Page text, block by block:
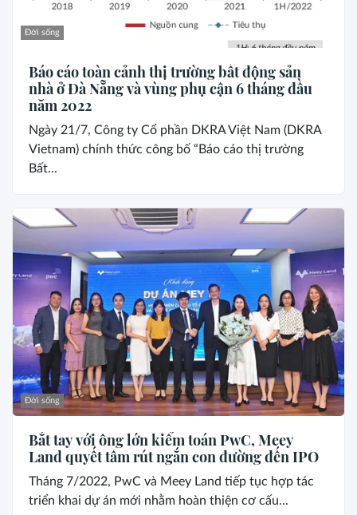
Đời sống
Báo cáo toàn cảnh thị trường bất động sản
nhà ở Đà Nẵng và vùng phụ cận 6 tháng đầu
năm 2022
Ngày 21/7, Công ty Cổ phần DKRA Việt Nam (DKRA
Vietnam) chính thức công bố “Báo cáo thị trường
Bất...
Đời sống
Bắt tay với ông lớn kiểm toán PwC, Meey
Land quyết tâm rút ngắn con đường đến IPO
Tháng 7/2022, PwC và Meey Land tiếp tục hợp tác
triển khai dự án mới nhằm hoàn thiện cơ cấu...